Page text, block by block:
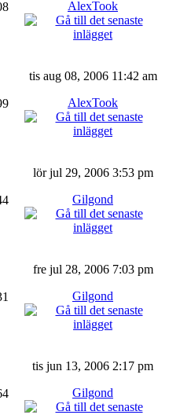
AlexTook
tis aug 08, 2006 11:42 am
AlexTook
lör jul 29, 2006 3:53 pm
Gilgond
fre jul 28, 2006 7:03 pm
Gilgond
tis jun 13, 2006 2:17 pm
Gilgond